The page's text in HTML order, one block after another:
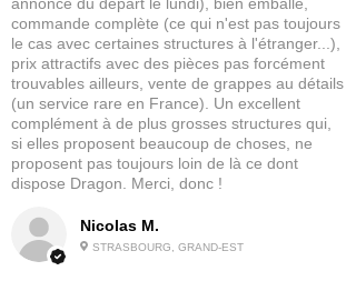
Nicolas M.
STRASBOURG, GRAND-EST
annonce du départ le lundi), bien emballé,
commande complète (ce qui n'est pas toujours
le cas avec certaines structures à l'étranger...),
prix attractifs avec des pièces pas forcément
trouvables ailleurs, vente de grappes au détails
(un service rare en France). Un excellent
complément à de plus grosses structures qui,
si elles proposent beaucoup de choses, ne
proposent pas toujours loin de là ce dont
dispose Dragon. Merci, donc !